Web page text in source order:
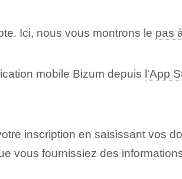
Ici, nous vous montrons le pas
mobile Bizum depuis l'App
inscription en saisissant vos
vous fournissiez des